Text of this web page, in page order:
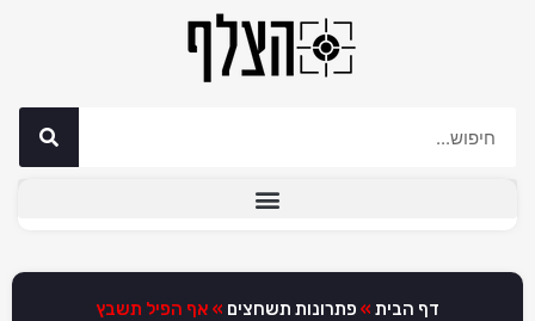
דף הבית » פתרונות תשחצים » אף הפיל תשבץ